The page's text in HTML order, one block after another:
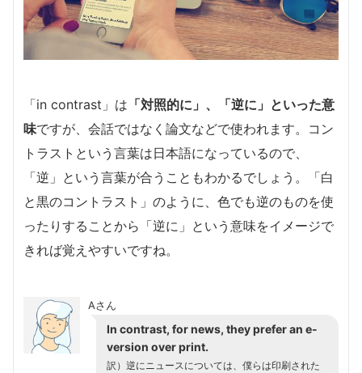
「in contrast」は 「対照的に」、「逆に」といった意
味ですが、会話ではなく論文などで使われます。コン
トラストという言葉は日本語になっているので、
「逆」という言葉が合うこともわかるでしょう。「白
と黒のコントラスト」のように、色でも逆のものを使
ったりすることから「逆に」という意味をイメージで
きれば覚えやすいですね。
Aさん
In contrast, for news, they prefer an e-
version over print.
訳）逆にニュースについては、僕らは印刷された